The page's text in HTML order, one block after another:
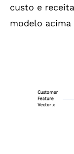
custo e
modelo acima